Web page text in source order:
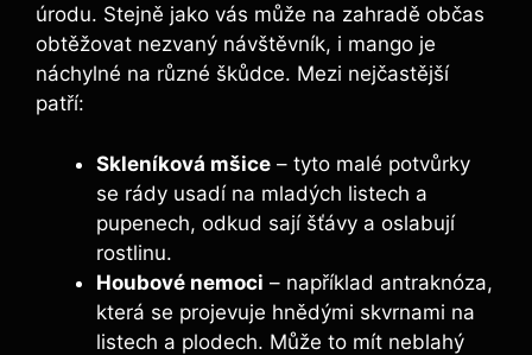
úrodu. Stejně jako vás může na zahradě občas
obtěžovat nezvaný návštěvník, i mango je
náchylné na různé škůdce. Mezi nejčastější
patří:
Skleníková mšice – tyto malé potvůrky
se rády usadí na mladých listech a
pupenech, odkud sají šťávy a oslabují
rostlinu.
Houbové nemoci – například antraknóza,
která se projevuje hnědými skvrnami na
listech a plodech. Může to mít neblahý